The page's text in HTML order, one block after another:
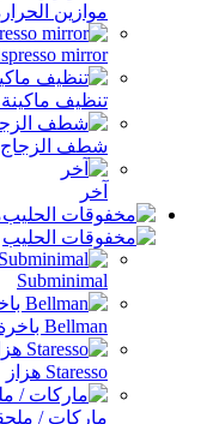
موازين
mirror
تنظيف ماكينة
شطف الزجاج
آخر
Subminimal
Bellman باخرة
Staresso هزاز
ماركات /